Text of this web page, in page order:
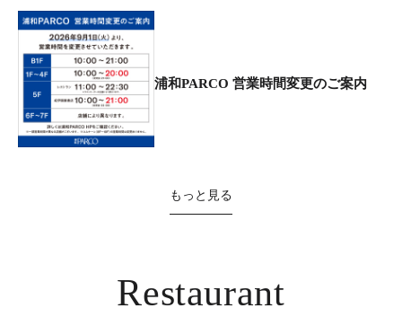
浦和PARCO 営業時間変更のご案内
もっと見る
Restaurant